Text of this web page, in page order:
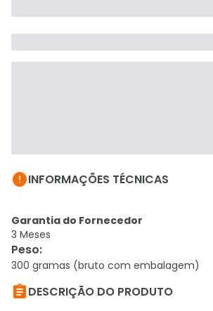
INFORMAÇÕES TÉCNICAS
Garantia do Fornecedor
3 Meses
Peso:
300 gramas (bruto com embalagem)
DESCRIÇÃO DO PRODUTO